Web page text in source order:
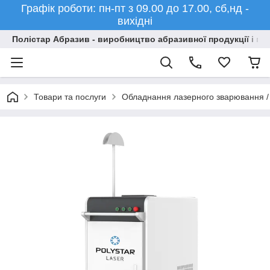
Графік роботи: пн-пт з 09.00 до 17.00, сб,нд -
вихідні
Полістар Абразив - виробництво абразивної продукції і
Товари та послуги Обладнання лазерного зварювання